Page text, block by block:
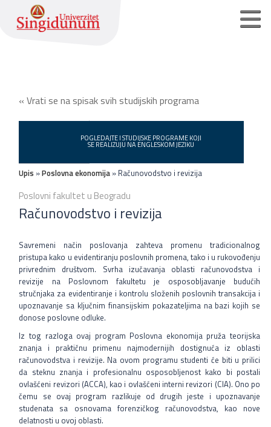
Osnovne akademske studije
Pristup za registrovane korisnike
Podrška zaposlenim studentima
Prelazak sa druge visokoškolske ustanove
Često postavljana pitanja
Kontakt
Srpski jezik
English language
« Vrati se na spisak svih studijskih programa
POGLEDAJTE I STUDIJSKE PROGRAME KOJI
SE REALIZUJU NA ENGLESKOM JEZIKU
Upis »Poslovna ekonomija » Računovodstvo i revizija
Poslovni fakultet u Beogradu
Računovodstvo i revizija
Savremeni način poslovanja zahteva promenu tradicionalnog
pristupa kako u evidentiranju poslovnih promena, tako i u rukovođenju
privrednim društvom. Svrha izučavanja oblasti računovodstva i
revizije na Poslovnom fakultetu je osposobljavanje budućih
stručnjaka za evidentiranje i kontrolu složenih poslovnih transakcija i
upoznavanje sa ključnim finansijskim pokazateljima na bazi kojih se
donose poslovne odluke.
Iz tog razloga ovaj program Poslovna ekonomija pruža teorijska
znanja i praktičnu primenu najmodernijih dostignuća iz oblasti
računovodstva i revizije. Na ovom programu studenti će biti u prilici
da steknu znanja i profesionalnu osposobljenost kako bi postali
ovlašćeni revizori (ACCA), kao i ovlašćeni interni revizori (CIA). Ono po
čemu se ovaj program razlikuje od drugih jeste i upoznavanje
studenata sa osnovama forenzičkog računovodstva, kao nove
delatnosti u ovoj oblasti.